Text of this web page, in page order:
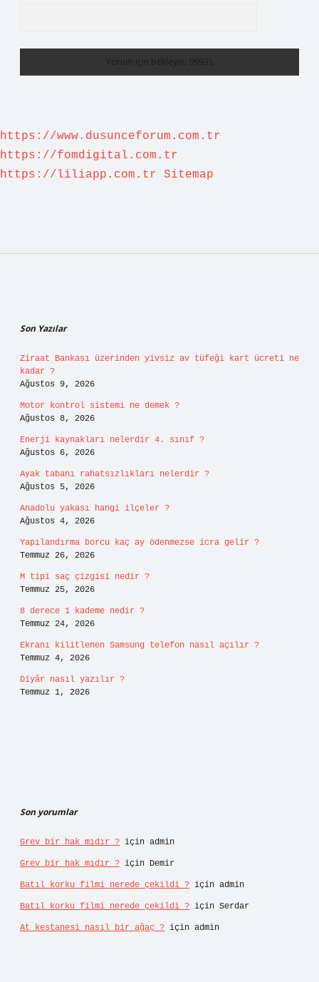
https://www.dusunceforum.com.tr
https://fomdigital.com.tr
https://liliapp.com.tr
Sitemap
Son Yazılar
Ziraat Bankası üzerinden yivsiz av tüfeği kart ücreti ne
kadar ?
Ağustos 9, 2026
Motor kontrol sistemi ne demek ?
Ağustos 8, 2026
Enerji kaynakları nelerdir 4. sınıf ?
Ağustos 6, 2026
Ayak tabanı rahatsızlıkları nelerdir ?
Ağustos 5, 2026
Anadolu yakası hangi ilçeler ?
Ağustos 4, 2026
Yapılandırma borcu kaç ay ödenmezse icra gelir ?
Temmuz 26, 2026
M tipi saç çizgisi nedir ?
Temmuz 25, 2026
8 derece 1 kademe nedir ?
Temmuz 24, 2026
Ekranı kilitlenen Samsung telefon nasıl açılır ?
Temmuz 4, 2026
Diyâr nasıl yazılır ?
Temmuz 1, 2026
Son yorumlar
Grev bir hak mıdır ? için admin
Grev bir hak mıdır ? için Demir
Batıl korku filmi nerede çekildi ? için admin
Batıl korku filmi nerede çekildi ? için Serdar
At kestanesi nasıl bir ağaç ? için admin